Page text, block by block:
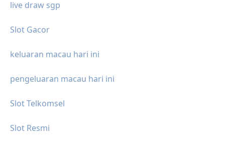
live draw sgp
Slot Gacor
keluaran macau hari ini
pengeluaran macau hari ini
Slot Telkomsel
Slot Resmi